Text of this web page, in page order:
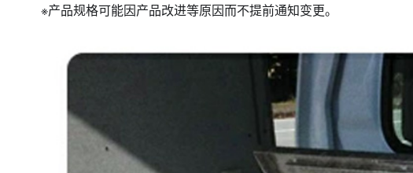
※产品规格可能因产品改进等原因而不提前通知变更。